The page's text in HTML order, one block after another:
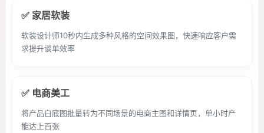
✅ 家居软装
软装设计师10秒内生成多种风格的空间效果图，快速响应客户需
求提升谈单效率
✅ 电商美工
将产品白底图批量转为不同场景的电商主图和详情页，单小时产
能达上百张